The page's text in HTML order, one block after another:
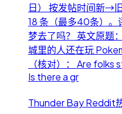
日） 按发帖时间新→
18 条（最多40条）。
梦去了吗？ 英文原题
城里的人还在玩
（核对）： Are
Is there a gr
Thunder Bay Reddit